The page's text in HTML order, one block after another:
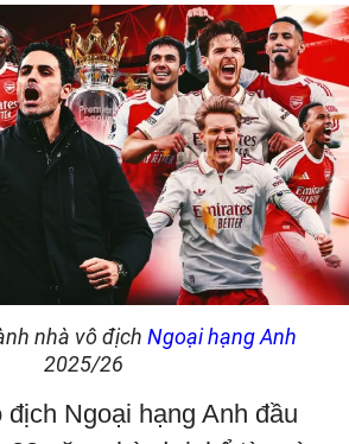
nhà vô địch Ngoại hạng Anh
2025/26
Ngoại hạng Anh đầu